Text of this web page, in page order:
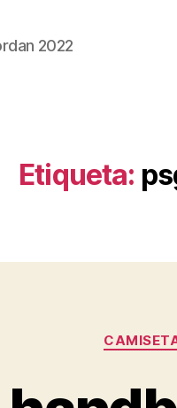
2022
Etiqueta: